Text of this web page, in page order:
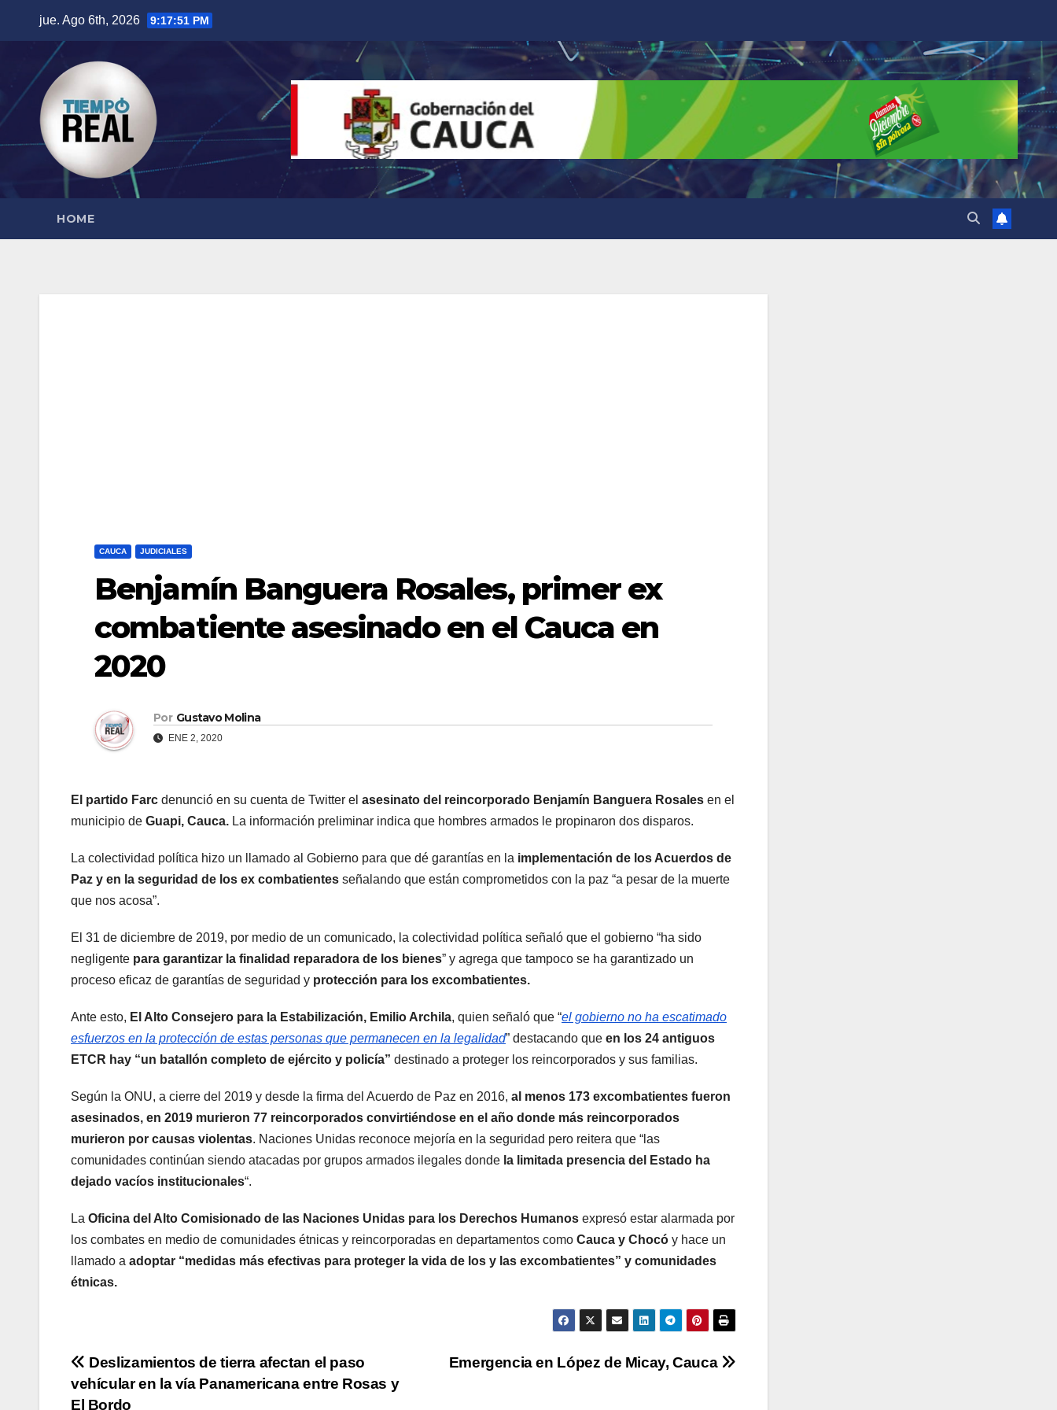
contenido
jue. Ago 6th, 2026 9:17:52 PM
HOME
CAUCA JUDICIALES
Benjamín Banguera Rosales, primer ex
combatiente asesinado en el Cauca en
2020
Por Gustavo Molina
ENE 2, 2020
El partido Farc denunció en su cuenta de Twitter el asesinato del reincorporado Benjamín Banguera Rosales en el
municipio de Guapi, Cauca. La información preliminar indica que hombres armados le propinaron dos disparos.
La colectividad política hizo un llamado al Gobierno para que dé garantías en la implementación de los Acuerdos de
Paz y en la seguridad de los ex combatientes señalando que están comprometidos con la paz “a pesar de la muerte
que nos acosa”.
El 31 de diciembre de 2019, por medio de un comunicado, la colectividad política señaló que el gobierno “ha sido
negligente para garantizar la finalidad reparadora de los bienes” y agrega que tampoco se ha garantizado un
proceso eficaz de garantías de seguridad y protección para los excombatientes.
Ante esto, El Alto Consejero para la Estabilización, Emilio Archila, quien señaló que “el gobierno no ha escatimado
esfuerzos en la protección de estas personas que permanecen en la legalidad” destacando que en los 24 antiguos
ETCR hay “un batallón completo de ejército y policía” destinado a proteger los reincorporados y sus familias.
Según la ONU, a cierre del 2019 y desde la firma del Acuerdo de Paz en 2016, al menos 173 excombatientes fueron
asesinados, en 2019 murieron 77 reincorporados convirtiéndose en el año donde más reincorporados
murieron por causas violentas. Naciones Unidas reconoce mejoría en la seguridad pero reitera que “las
comunidades continúan siendo atacadas por grupos armados ilegales donde la limitada presencia del Estado ha
dejado vacíos institucionales“.
La Oficina del Alto Comisionado de las Naciones Unidas para los Derechos Humanos expresó estar alarmada por
los combates en medio de comunidades étnicas y reincorporadas en departamentos como Cauca y Chocó y hace un
llamado a adoptar “medidas más efectivas para proteger la vida de los y las excombatientes” y comunidades
étnicas.
Navegación
de
Emergencia en López de Micay, Cauca
Deslizamientos de tierra afectan el paso
vehícular en la vía Panamericana entre Rosas y
El Bordo